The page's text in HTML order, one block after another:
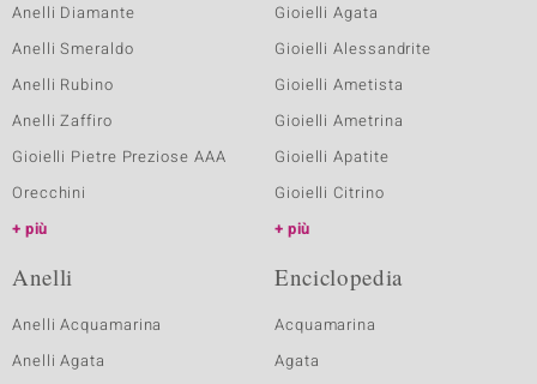
Anelli Diamante
Anelli Smeraldo
Anelli Rubino
Anelli Zaffiro
Gioielli Pietre Preziose AAA
Orecchini
più
Gioielli Agata
Gioielli Alessandrite
Gioielli Ametista
Gioielli Ametrina
Gioielli Apatite
Gioielli Citrino
più
Anelli
Anelli Acquamarina
Anelli Agata
Enciclopedia
Acquamarina
Agata